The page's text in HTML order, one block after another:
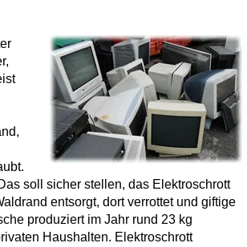
soll sicher stellen, das Elektroschrott
entsorgt, dort verrottet und giftige
produziert im Jahr rund 23 kg
Haushalten. Elektroschrott